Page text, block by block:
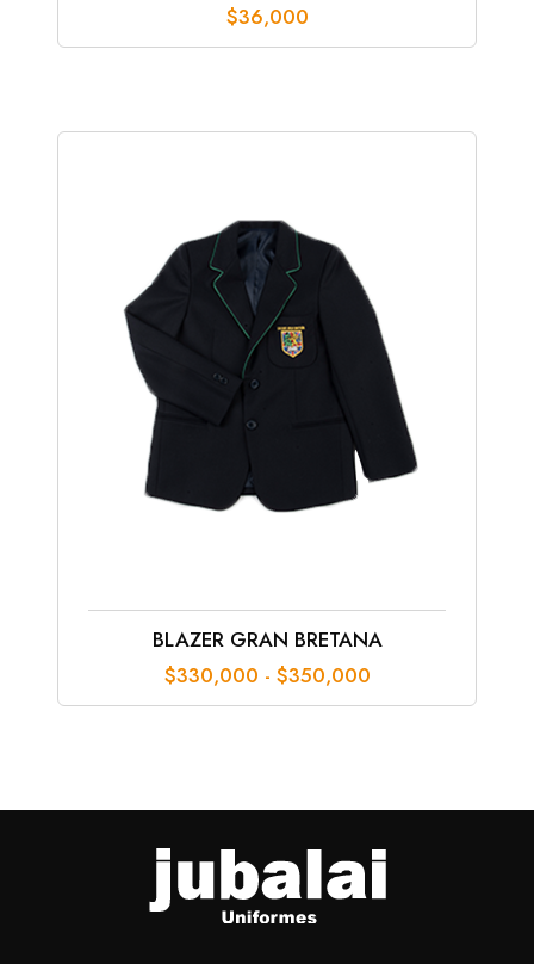
$36,000
BLAZER GRAN BRETANA
$330,000 - $350,000Rango
$350,000